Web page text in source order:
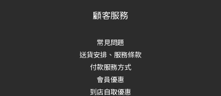
顧客服務
常見問題
送貨安排、服務條款
付款服務方式
會員優惠
到店自取優惠